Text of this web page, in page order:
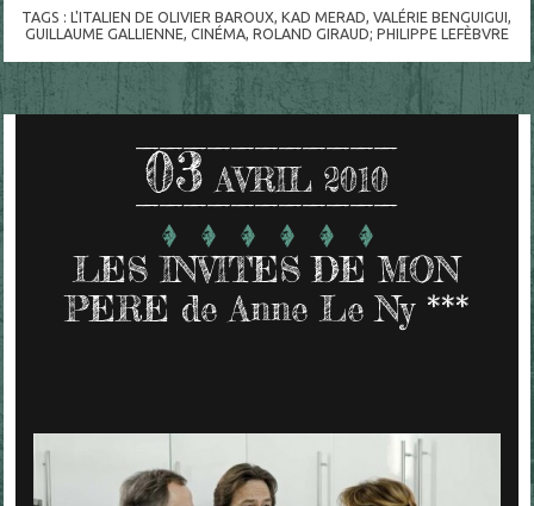
TAGS :L'ITALIEN DE OLIVIER BAROUX,KAD MERAD,VALÉRIE BENGUIGUI,
GUILLAUME GALLIENNE, CINÉMA, ROLAND GIRAUD; PHILIPPE LEFÈBVRE
03 AVRIL 2010
LES INVITES DE MON
PERE de Anne Le Ny ***